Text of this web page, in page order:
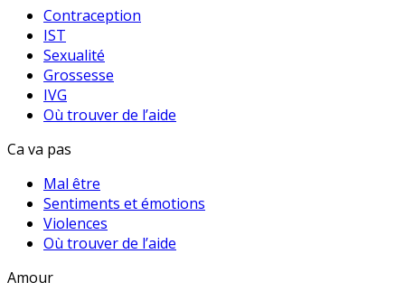
Contraception
IST
Sexualité
Grossesse
IVG
Où trouver de l’aide
Ca va pas
Mal être
Sentiments et émotions
Violences
Où trouver de l’aide
Amour